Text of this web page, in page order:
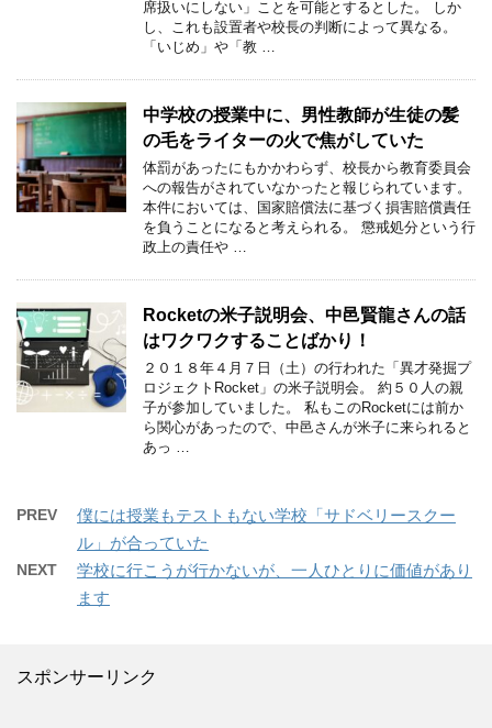
席扱いにしない」ことを可能とするとした。 しか
し、これも設置者や校長の判断によって異なる。
「いじめ」や「教 …
中学校の授業中に、男性教師が生徒の髪
の毛をライターの火で焦がしていた
体罰があったにもかかわらず、校長から教育委員会
への報告がされていなかったと報じられています。
本件においては、国家賠償法に基づく損害賠償責任
を負うことになると考えられる。 懲戒処分という行
政上の責任や …
Rocketの米子説明会、中邑賢龍さんの話
はワクワクすることばかり！
２０１８年４月７日（土）の行われた「異才発掘プ
ロジェクトRocket」の米子説明会。 約５０人の親
子が参加していました。 私もこのRocketには前か
ら関心があったので、中邑さんが米子に来られると
あっ …
PREV
僕には授業もテストもない学校「サドベリースクー
ル」が合っていた
NEXT
学校に行こうが行かないが、一人ひとりに価値があり
ます
スポンサーリンク